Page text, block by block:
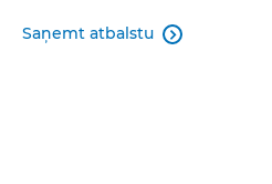
Saņemt atbalstu 